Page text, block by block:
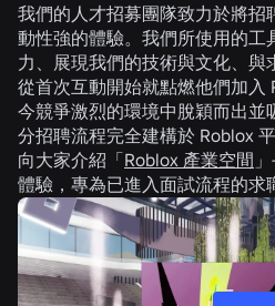
我們的人才招募團隊致力於將招
動性強的體驗。我們所使用的工
力、展現我們的技術與文化、與
從首次互動開始就點燃他們加入
今競爭激烈的環境中脫穎而出並
分招聘流程完全建構於 Roblox
向大家介紹「Roblox 產業空間
體驗，專為已進入面試流程的求